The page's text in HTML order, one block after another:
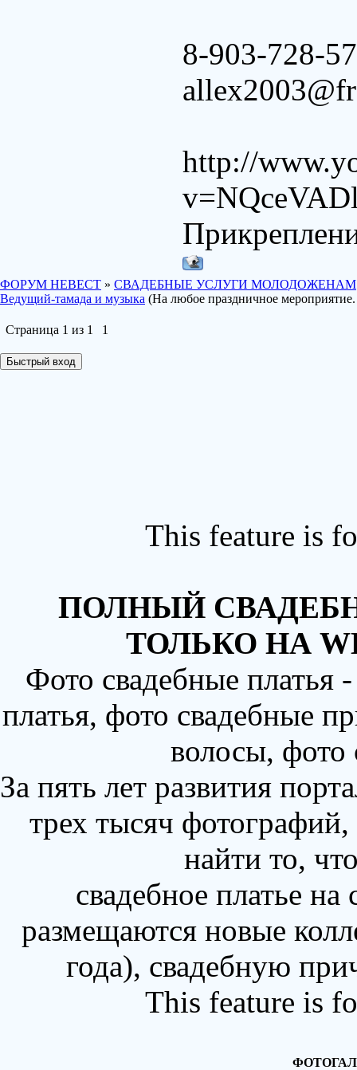
8-903-728-
http://
ФОРУМ НЕВЕСТ » СВАДЕБНЫЕ УСЛУГИ МОЛОДОЖЕНАМ
Ведущий-тамада и музыка (На любое праздничное
Страница 1 из 1 1
This feature is
ПОЛНЫЙ
ТОЛЬКО НА
Фото свадебные
платья, фото свадебные
волосы,
За пять лет развития
трех тысяч
найти то,
свадебное платье
размещаются новые
года), свадебную
This feature is